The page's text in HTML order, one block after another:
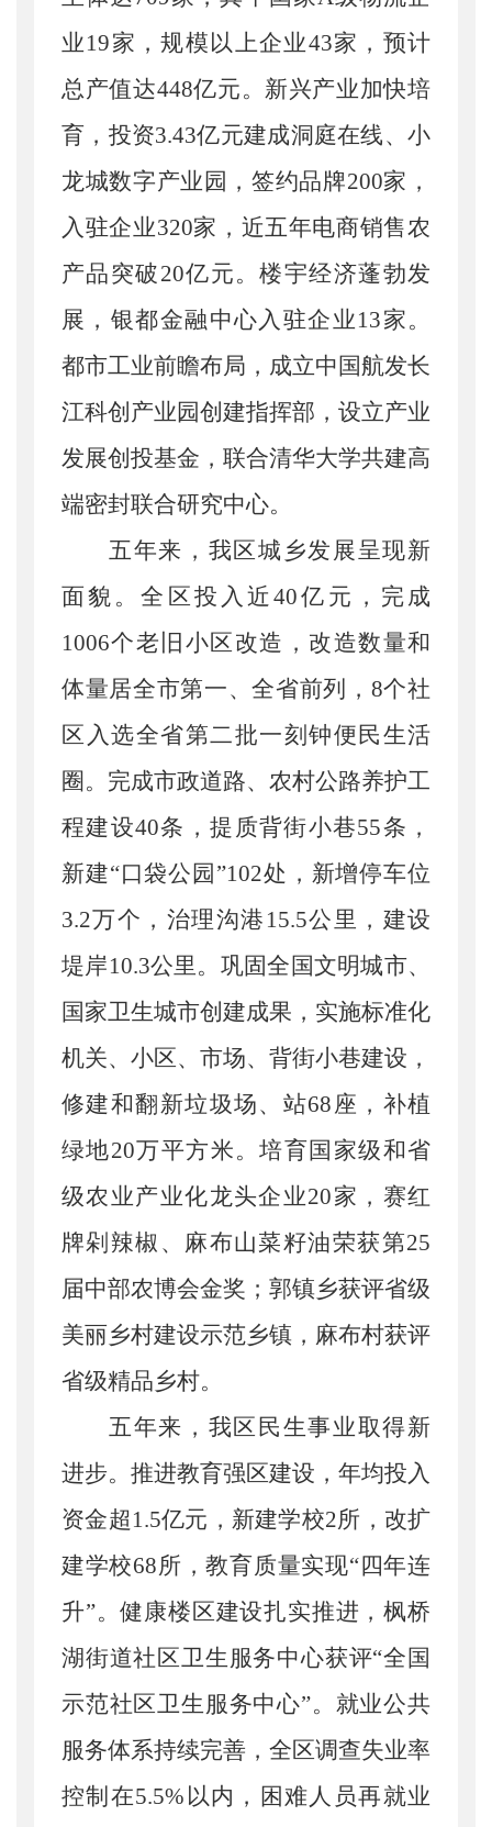
业19家，规模以上企业43家，预计
总产值达448亿元。新兴产业加快培
育， 投资3.43亿元建成洞庭在线、小
龙城数字产业园，签约品牌200家，
入驻企业320家， 近五年电商销售农
产品突破20亿元。楼宇经济蓬勃发
展，银都金融中心入驻企业13家。
都市工业前瞻布局，成立中国航发长
江科创产业园创建指挥部，设立产业
发展创投基金，联合清华大学共建高
端密封联合研究中心。
五年来，我区城乡发展呈现新
面貌。全区投入近40亿元， 完成
1006个老旧小区改造，改造数量和
体量居全市第一、全省前列，8个社
区入选全省第二批一刻钟便民生活
圈。完成市政道路、农村公路养护工
程建设40条，提质背街小巷55条，
新建“口袋公园”102处，新增停车位
3.2万个，治理沟港15.5公里，建设
堤岸10.3公里。巩固全国文明城市、
国家卫生城市创建成果，实施标准化
机关、小区、市场、背街小巷建设，
修建和翻新垃圾场、站68座，补植
绿地20万平方米。培育国家级和省
级农业产业化龙头企业20家，赛红
牌剁辣椒、麻布山菜籽油荣获第25
届中部农博会金奖；郭镇乡获评省级
美丽乡村建设示范乡镇，麻布村获评
省级精品乡村。
五年来，我区民生事业取得新
进步。 推进教育强区建设，年均投入
资金超1.5亿元， 新建学校2所，改扩
建学校68所 ，教育质量实现“四年连
升”。健康楼区建设扎实推进，枫桥
湖街道社区卫生服务中心获评“全国
示范社区卫生服务中心”。就业公共
服务体系持续完善，全区调查失业率
控制在5.5%以内，困难人员再就业